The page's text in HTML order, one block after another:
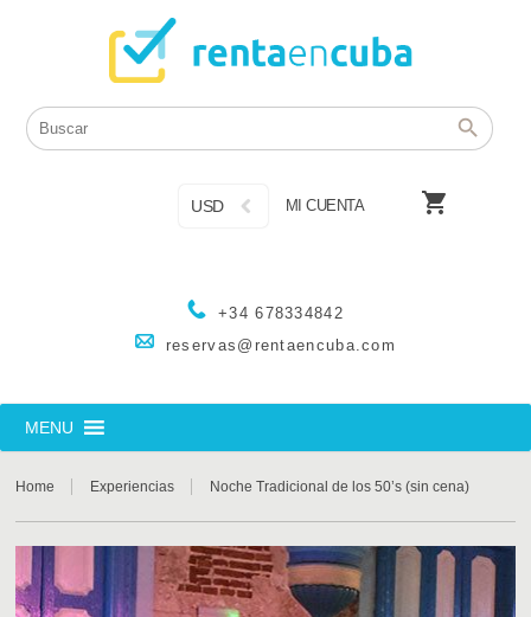
+34 678334842
reservas@rentaencuba.com
USD MI CUENTA 
MENU
Home Experiencias Noche Tradicional de los 50’s (sin cena)